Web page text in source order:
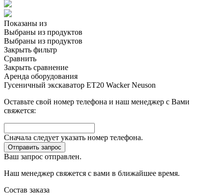
Показаны из
Выбраны из продуктов
Выбраны из продуктов
Закрыть фильтр
Сравнить
Закрыть сравнение
Аренда оборудования
Гусеничный экскаватор ET20 Wacker Neuson
Оставьте свой номер телефона и наш менеджер с Вами
свяжется:
Сначала следует указать номер телефона.
Отправить запрос
Ваш запрос отправлен.
Наш менеджер свяжется с вами в ближайшее время.
Состав заказа